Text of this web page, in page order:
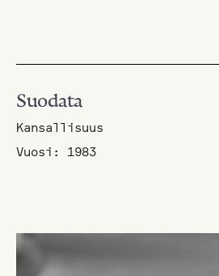
Suodata
Kansallisuus
Vuosi: 1983